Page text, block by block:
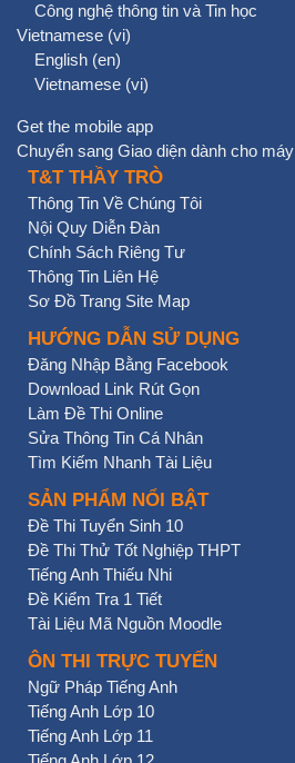
Công nghệ thông tin và Tin học
Vietnamese ‎(vi)‎
English ‎(en)‎
Vietnamese ‎(vi)‎
Get the mobile app
Chuyển sang Giao diện dành cho
T&T THẦY TRÒ
Thông Tin Về Chúng Tôi
Nội Quy Diễn Đàn
Chính Sách Riêng Tư
Thông Tin Liên Hệ
Sơ Đồ Trang Site Map
HƯỚNG DẪN SỬ DỤNG
Đăng Nhập Bằng Facebook
Download Link Rút Gọn
Làm Đề Thi Online
Sửa Thông Tin Cá Nhân
Tìm Kiếm Nhanh Tài Liệu
SẢN PHẨM NỔI BẬT
Đề Thi Tuyển Sinh 10
Đề Thi Thử Tốt Nghiệp THPT
Tiếng Anh Thiếu Nhi
Đề Kiểm Tra 1 Tiết
Tài Liệu Mã Nguồn Moodle
ÔN THI TRỰC TUYẾN
Ngữ Pháp Tiếng Anh
Tiếng Anh Lớp 10
Tiếng Anh Lớp 11